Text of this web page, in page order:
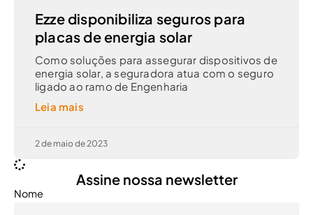
Ezze disponibiliza seguros para
placas de energia solar
Como soluções para assegurar dispositivos de
energia solar, a seguradora atua com o seguro
ligado ao ramo de Engenharia
Leia mais
2 de maio de 2023
Assine nossa newsletter
Nome